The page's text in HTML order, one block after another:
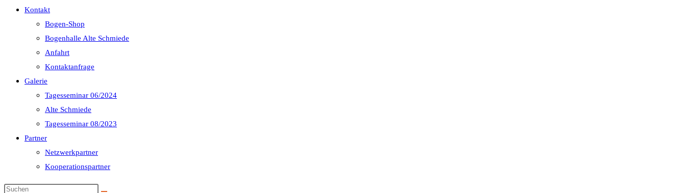
Kontakt
Bogen-Shop
Bogenhalle Alte Schmiede
Anfahrt
Kontaktanfrage
Galerie
Tagesseminar 06/2024
Alte Schmiede
Tagesseminar 08/2023
Partner
Netzwerkpartner
Kooperationspartner
Diese